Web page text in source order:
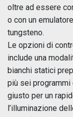
oltre ad essere
o con un
tungsteno.
Le opzioni di
include una
bianchi statici
più sei
giusto per un
l’illuminazione